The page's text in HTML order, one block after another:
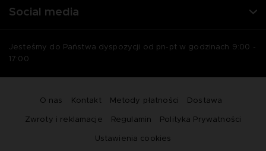
Social media
Jesteśmy do Państwa dyspozycji od pn-pt w godzinach 9:00 -
17:00
O nas Kontakt Metody płatności Dostawa
Zwroty i reklamacje Regulamin Polityka Prywatności
Ustawienia cookies